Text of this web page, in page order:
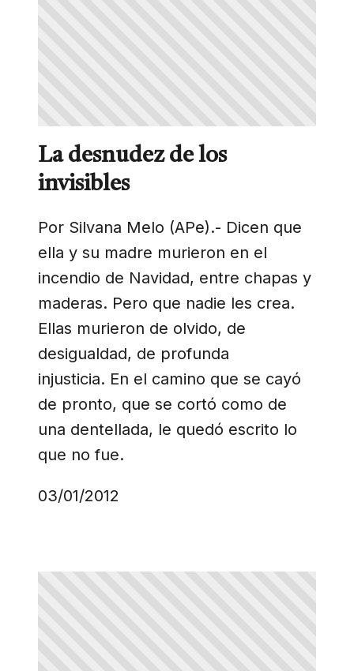
La desnudez de los
invisibles
Por Silvana Melo (APe).- Dicen que
ella y su madre murieron en el
incendio de Navidad, entre chapas y
maderas. Pero que nadie les crea.
Ellas murieron de olvido, de
desigualdad, de profunda
injusticia. En el camino que se cayó
de pronto, que se cortó como de
una dentellada, le quedó escrito lo
que no fue.
03/01/2012